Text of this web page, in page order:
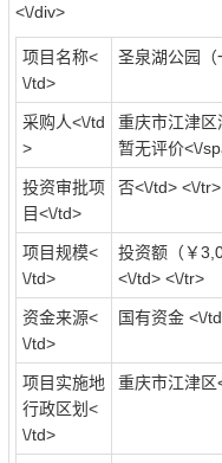
<\/div>
项目名称<
\/td>
圣泉湖公园
采购人<\/td
>
重庆市江津
暂无评价<\/
投资审批项
目<\/td>
否<\/td> <\/tr>
项目规模<
\/td>
投资额（￥
<\/td> <\/tr>
资金来源<
\/td>
国有资金 <\/
项目实施地
行政区划<
\/td>
重庆市江津